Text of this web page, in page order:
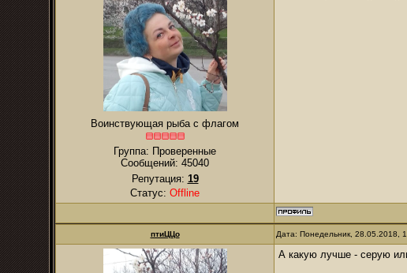
Воинствующая рыба с флагом
Группа: Проверенные
Сообщений: 45040
Репутация: 19
Статус: Offline
птиЦЦо Дата: Понедельник, 28.05.2018,
А какую лучше - серую